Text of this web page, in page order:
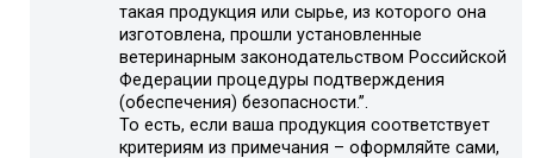
такая продукция или сырье, из которого она
изготовлена, прошли установленные
ветеринарным законодательством Российской
Федерации процедуры подтверждения
(обеспечения) безопасности.”.
То есть, если ваша продукция соответствует
критериям из примечания – оформляйте сами,